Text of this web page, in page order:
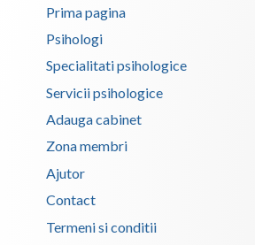
Prima pagina
Psihologi
Specialitati psihologice
Servicii psihologice
Adauga cabinet
Zona membri
Ajutor
Contact
Termeni si conditii